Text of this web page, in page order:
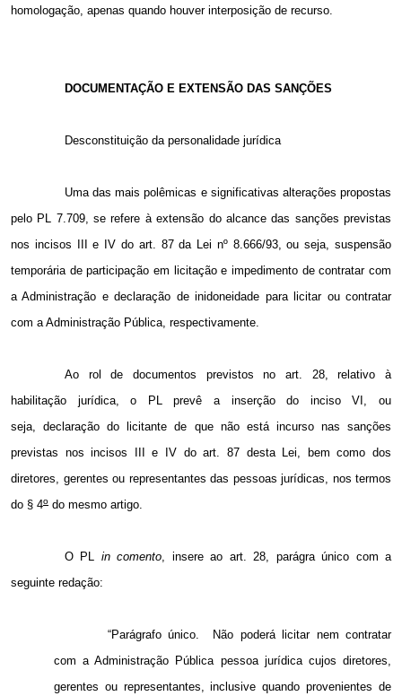
homologação, apenas quando houver interposição de recurso.
DOCUMENTAÇÃO E EXTENSÃO DAS SANÇÕES
Desconstituição da personalidade jurídica
Uma das mais polêmicas e significativas alterações propostas
pelo PL 7.709, se refere à extensão do alcance das sanções previstas
nos incisos III e IV do art. 87 da Lei nº 8.666/93, ou seja, suspensão
temporária de participação em licitação e impedimento de contratar com
a Administração e declaração de inidoneidade para licitar ou contratar
com a Administração Pública, respectivamente.
Ao rol de documentos previstos no art. 28, relativo à
habilitação jurídica, o PL prevê a inserção do inciso VI, ou
seja, declaração do licitante de que não está incurso nas sanções
previstas nos incisos III e IV do art. 87 desta Lei, bem como dos
diretores, gerentes ou representantes das pessoas jurídicas, nos termos
do § 4o do mesmo artigo.
O PL in comento, insere ao art. 28, parágra único com a
seguinte redação:
“Parágrafo único. Não poderá licitar nem contratar
com a Administração Pública pessoa jurídica cujos diretores,
gerentes ou representantes, inclusive quando provenientes de